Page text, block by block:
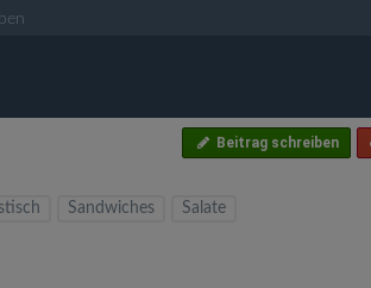
Beitrag schreiben
Sandwiches Salate